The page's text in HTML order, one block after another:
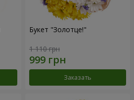
Букет "Золотце!"
1 110 грн
Заказать